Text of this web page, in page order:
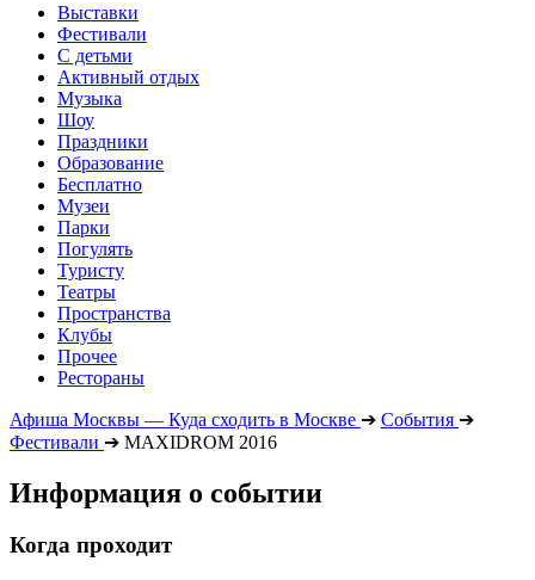
Выставки
Фестивали
С детьми
Активный отдых
Музыка
Шоу
Праздники
Образование
Бесплатно
Музеи
Парки
Погулять
Туристу
Театры
Пространства
Клубы
Прочее
Рестораны
Афиша Москвы — Куда сходить в Москве ➔ События ➔
Фестивали ➔ MAXIDROM 2016
Информация о событии
Когда проходит